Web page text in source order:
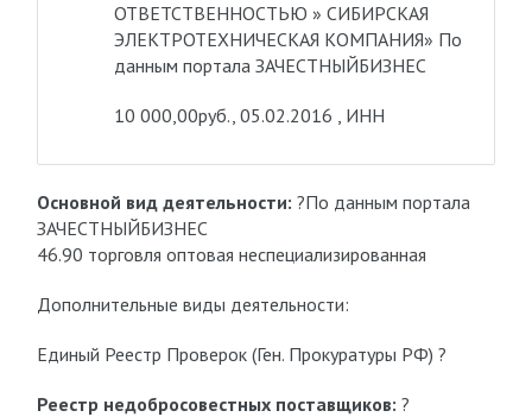
ОТВЕТСТВЕННОСТЬЮ » СИБИРСКАЯ
ЭЛЕКТРОТЕХНИЧЕСКАЯ КОМПАНИЯ» По
данным портала ЗАЧЕСТНЫЙБИЗНЕС
10 000,00руб., 05.02.2016 , ИНН
Основной вид деятельности: ?По данным портала
ЗАЧЕСТНЫЙБИЗНЕС
46.90 торговля оптовая неспециализированная
Дополнительные виды деятельности:
Единый Реестр Проверок (Ген. Прокуратуры РФ) ?
Реестр недобросовестных поставщиков: ?